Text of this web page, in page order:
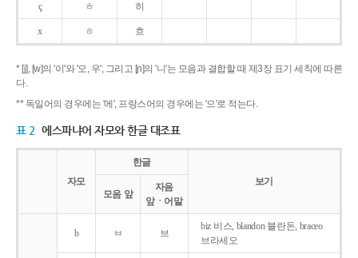
ç ㅎ 히
x ㅎ 흐
* [j], [w]의 '이'와 '오, 우', 그리고 [ɲ]의 '니'는 모음과 결합할 때 제3장 표기 세칙에 따른
다.
** 독일어의 경우에는 '에', 프랑스어의 경우에는 '으'로 적는다.
표 2 에스파냐어 자모와 한글 대조표
자모
한글
보기
모음 앞
자음
앞ㆍ어말
b ㅂ 브
biz 비스, blandon 블란돈, braceo
브라세오